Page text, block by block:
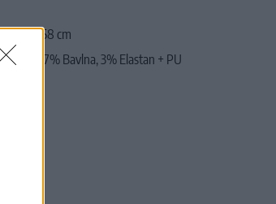
68,58 cm
17% Bavlna, 3% Elastan + PU